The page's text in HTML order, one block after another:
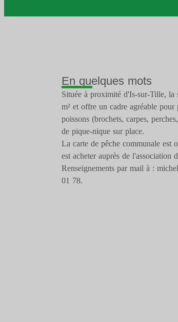
En quelques mots
Située à proximité d'Is-sur-Tille, la
m² et offre un cadre agréable
poissons (brochets, carpes,
de pique-nique sur place.
La carte de pêche communale est
est acheter auprès de l'association
Renseignements par mail à :
01 78.